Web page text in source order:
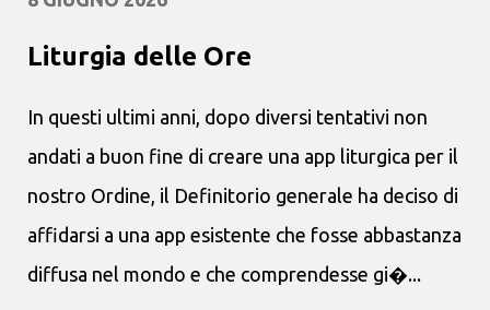
Liturgia delle Ore
In questi ultimi anni, dopo diversi tentativi non
andati a buon fine di creare una app liturgica per il
nostro Ordine, il Definitorio generale ha deciso di
affidarsi a una app esistente che fosse abbastanza
diffusa nel mondo e che comprendesse gi�...